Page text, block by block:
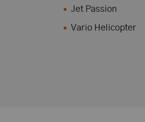
Jet Passion
Vario Helicopter